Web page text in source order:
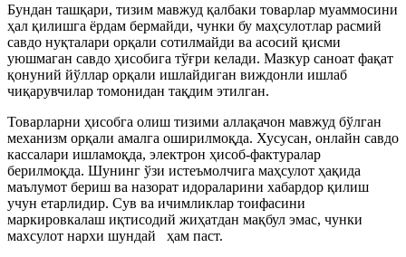
Бундан ташқари, тизим мавжуд қалбаки товарлар муаммосини
ҳал қилишга ёрдам бермайди, чунки бу маҳсулотлар расмий
савдо нуқталари орқали сотилмайди ва асосий қисми
уюшмаган савдо ҳисобига тўғри келади. Мазкур саноат фақат
қонуний йўллар орқали ишлайдиган виждонли ишлаб
чиқарувчилар томонидан тақдим этилган.
Товарларни ҳисобга олиш тизими аллақачон мавжуд бўлган
механизм орқали амалга оширилмоқда. Хусусан, онлайн савдо
кассалари ишламоқда, электрон ҳисоб-фактуралар
берилмоқда. Шунинг ўзи истеъмолчига маҳсулот ҳақида
маълумот бериш ва назорат идораларини хабардор қилиш
учун етарлидир. Сув ва ичимликлар тоифасини
маркировкалаш иқтисодий жиҳатдан мақбул эмас, чунки
махсулот нархи шундай ҳам паст.